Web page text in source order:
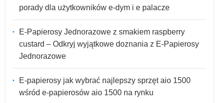
porady dla użytkowników e-dym i e palacze
E-Papierosy Jednorazowe z smakiem raspberry
custard – Odkryj wyjątkowe doznania z E-Papierosy
Jednorazowe
E-papierosy jak wybrać najlepszy sprzęt aio 1500
wśród e-papierosów aio 1500 na rynku